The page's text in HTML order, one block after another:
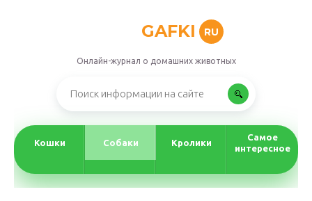
GAFKI RU
Онлайн-журнал о домашних животных
Кошки Собаки Кролики
Самое
интересное